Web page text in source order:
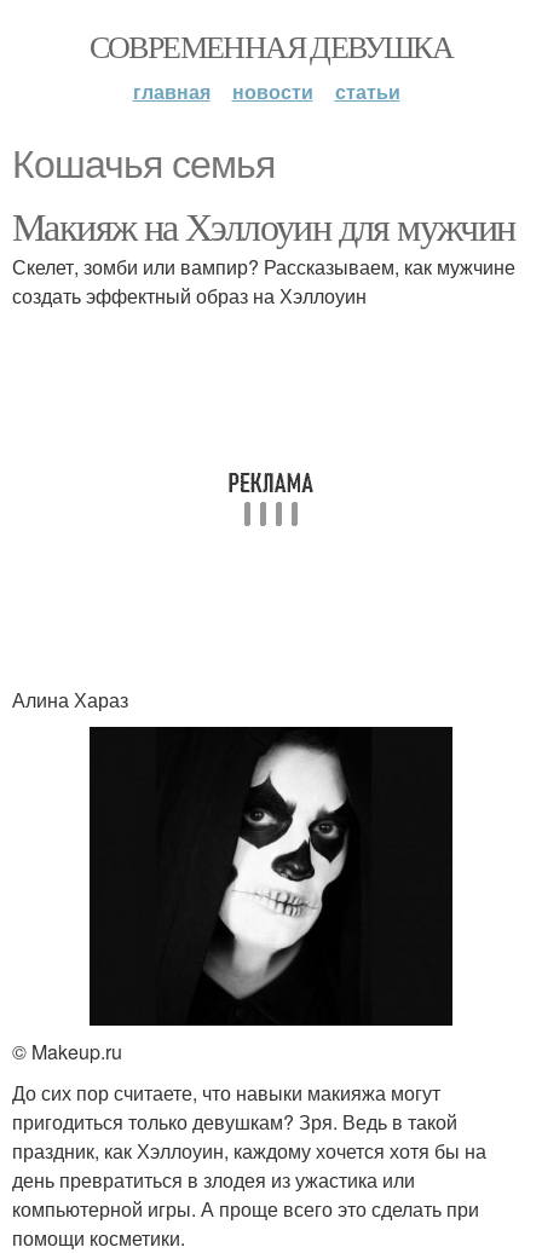
СОВРЕМЕННАЯ ДЕВУШКА
главная новости статьи
Кошачья семья
Макияж на Хэллоуин для мужчин
Скелет, зомби или вампир? Рассказываем, как мужчине
создать эффектный образ на Хэллоуин
Алина Хараз
© Makeup.ru
До сих пор считаете, что навыки макияжа могут
пригодиться только девушкам? Зря. Ведь в такой
праздник, как Хэллоуин, каждому хочется хотя бы на
день превратиться в злодея из ужастика или
компьютерной игры. А проще всего это сделать при
помощи косметики.